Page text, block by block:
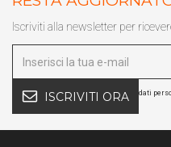
Iscriviti alla newsletter per
ISCRIVITI ORA dati